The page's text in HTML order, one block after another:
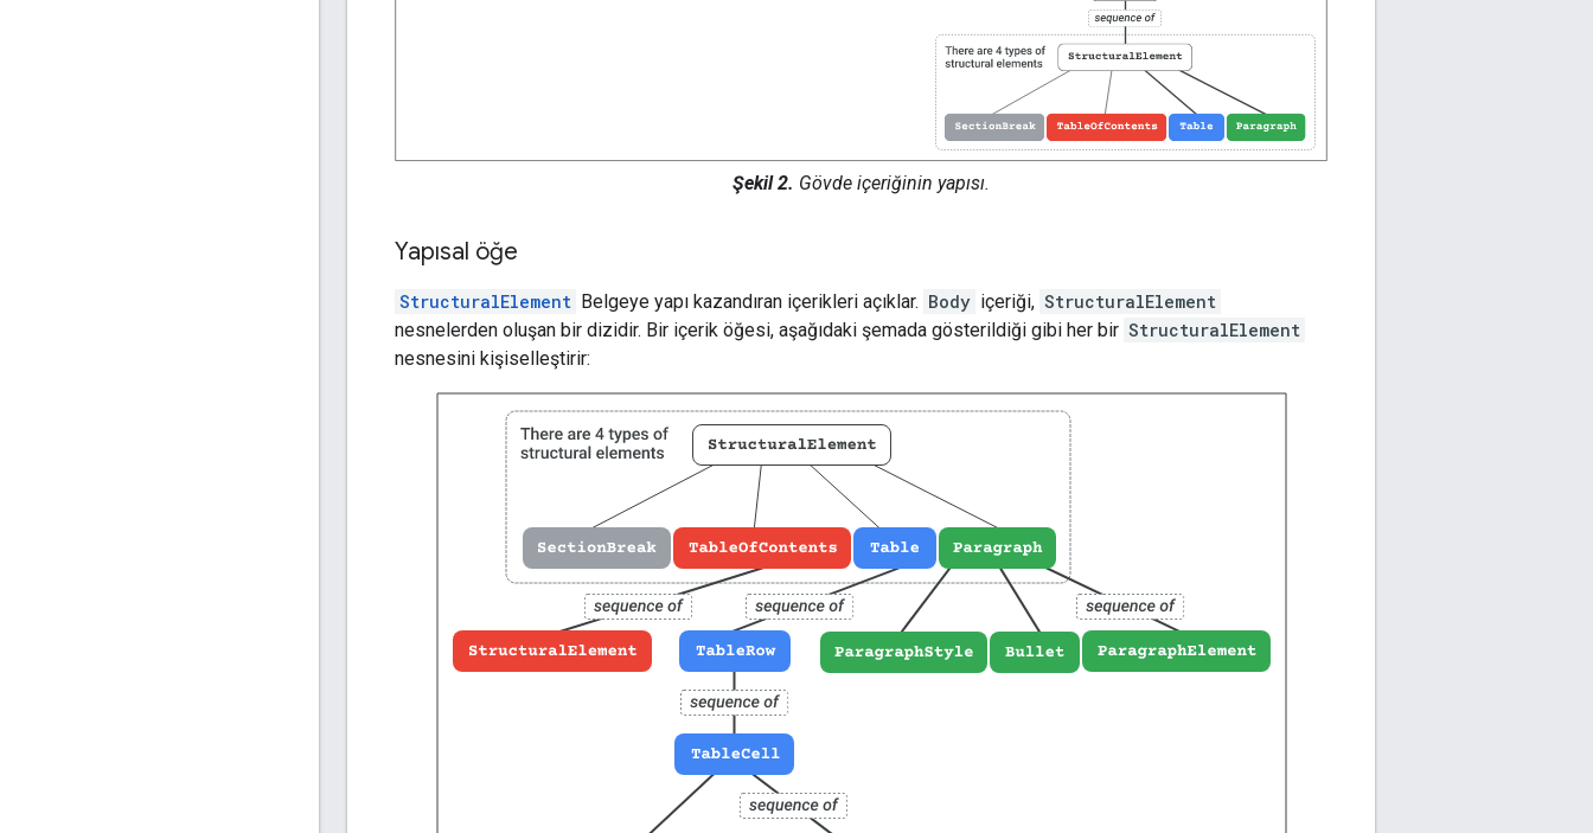
Şekil 2. Gövde içeriğinin yapısı.
Yapısal öğe
StructuralElement Belgeye yapı kazandıran içerikleri açıklar. Body içeriği, StructuralElement
nesnelerden oluşan bir dizidir. Bir içerik öğesi, aşağıdaki şemada gösterildiği gibi her bir StructuralElement
nesnesini kişiselleştirir: